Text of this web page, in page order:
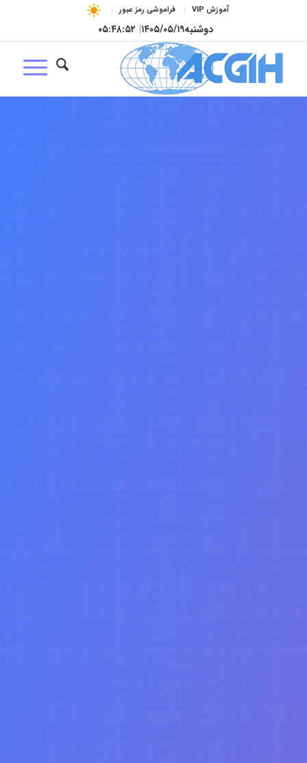
آموزش VIP فراموشی رمز عبور
دوشنبه۱۴۰۵/۰۵/۱۹| ۰۵:۴۸:۵۳